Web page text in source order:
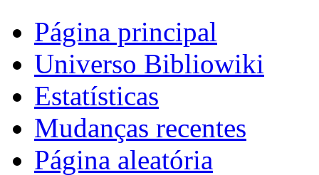
Página principal
Universo Bibliowiki
Estatísticas
Mudanças recentes
Página aleatória